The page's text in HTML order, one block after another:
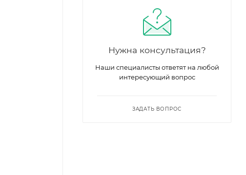
Нужна консультация?
Наши специалисты ответят на любой
интересующий вопрос
ЗАДАТЬ ВОПРОС